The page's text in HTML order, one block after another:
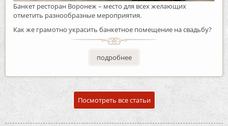
Банкет ресторан Воронеж – место для всех желающих
отметить разнообразные мероприятия.
Как же грамотно украсить банкетное помещение на свадьбу?
подробнее
Посмотреть все статьи